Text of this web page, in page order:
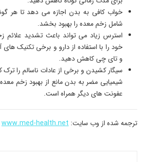
خواب کافی به بدن اجازه می دهد تا هر
شامل زخم معده را بهبود بخشد.
استرس زیاد می تواند باعث تشدید
خود را با استفاده از دارو و برخی تکنیک
و تای چی کاهش دهید.
سیگار کشیدن و برخی از عادات ناسالم را ترک
شیمیایی مضر به بدن مانع از بهبود زخم
عفونت های دیگر همراه است.
ترجمه شده از وب سایت: www.med-health.net